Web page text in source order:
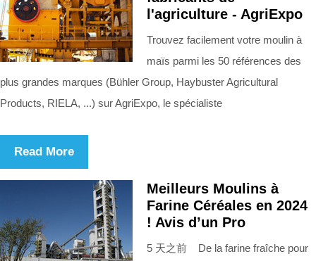
l'agriculture - AgriExpo
Trouvez facilement votre moulin à
maïs parmi les 50 références des
plus grandes marques (Bühler Group, Haybuster Agricultural
Products, RIELA, ...) sur AgriExpo, le spécialiste
Read More
Meilleurs Moulins à
Farine Céréales en 2024
! Avis d’un Pro
5 天之前 De la farine fraîche pour